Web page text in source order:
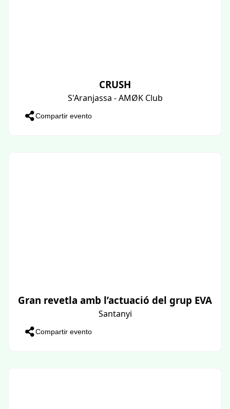
CRUSH
S'Aranjassa - AMØK Club
Compartir evento
Gran revetla amb l’actuació del grup EVA
Santanyi
Compartir evento